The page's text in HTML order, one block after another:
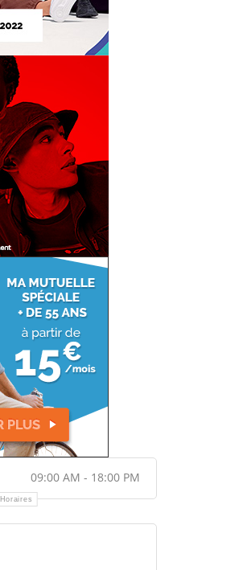
09:00 AM - 18:00 PM
Horaires